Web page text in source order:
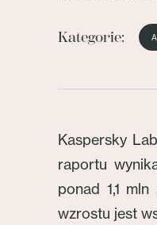
Kategorie:
Kaspersky
raportu
ponad 1,1
wzrostu jest